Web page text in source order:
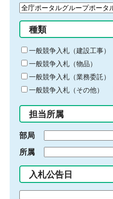
検
る
キ
ー
ワ
ー
ド
入
力
種類
一般競争入札（建設工事）
一般競争入札（物品）
一般競争入札（業務委託）
一般競争入札（その他）
担当所属
部局
所属
入札公告日